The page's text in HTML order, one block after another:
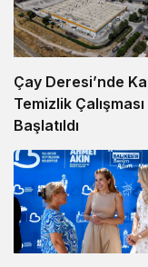
Çay Deresi’nde
Temizlik Çalışması
Başlatıldı